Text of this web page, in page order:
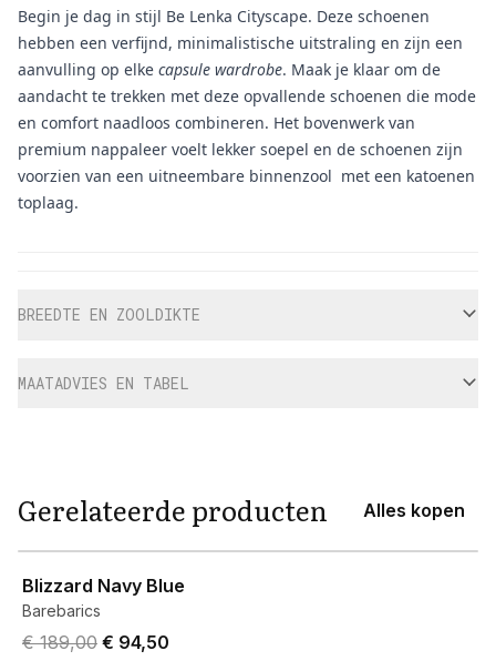
Begin je dag in stijl Be Lenka Cityscape. Deze schoenen
hebben een verfijnd, minimalistische uitstraling en zijn een
aanvulling op elke capsule wardrobe. Maak je klaar om de
aandacht te trekken met deze opvallende schoenen die mode
en comfort naadloos combineren. Het bovenwerk van
premium nappaleer voelt lekker soepel en de schoenen zijn
voorzien van een uitneembare binnenzool met een katoenen
toplaag.
BREEDTE EN ZOOLDIKTE
MAATADVIES EN TABEL
Gerelateerde producten Alles kopen
Blizzard Navy Blue
Barebarics
Original price was € 189,00.
€ 189,00 Current price is € 94,50.
€ 94,50